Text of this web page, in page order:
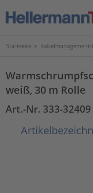
Startseite >
weiß, 30 m Rolle
Art.-Nr. 333-32409